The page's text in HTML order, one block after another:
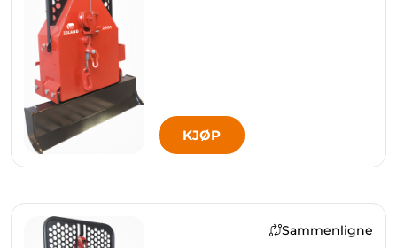
KJØP
Sammenligne